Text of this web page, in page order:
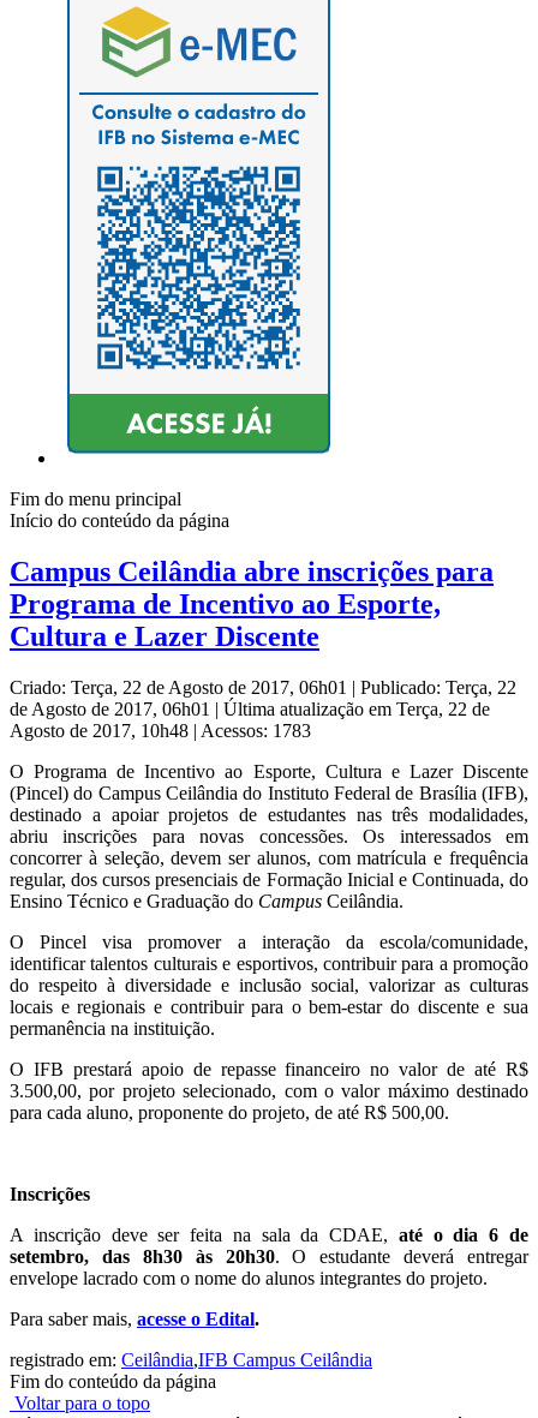
Fim do menu principal
Início do conteúdo da página
Campus Ceilândia abre inscrições para
Programa de Incentivo ao Esporte,
Cultura e Lazer Discente
Criado: Terça, 22 de Agosto de 2017, 06h01 | Publicado: Terça, 22
de Agosto de 2017, 06h01 | Última atualização em Terça, 22 de
Agosto de 2017, 10h48 | Acessos: 1783
O Programa de Incentivo ao Esporte, Cultura e Lazer Discente
(Pincel) do Campus Ceilândia do Instituto Federal de Brasília (IFB),
destinado a apoiar projetos de estudantes nas três modalidades,
abriu inscrições para novas concessões. Os interessados em
concorrer à seleção, devem ser alunos, com matrícula e frequência
regular, dos cursos presenciais de Formação Inicial e Continuada, do
Ensino Técnico e Graduação do Campus Ceilândia.
O Pincel visa promover a interação da escola/comunidade,
identificar talentos culturais e esportivos, contribuir para a promoção
do respeito à diversidade e inclusão social, valorizar as culturas
locais e regionais e contribuir para o bem-estar do discente e sua
permanência na instituição.
O IFB prestará apoio de repasse financeiro no valor de até R$
3.500,00, por projeto selecionado, com o valor máximo destinado
para cada aluno, proponente do projeto, de até R$ 500,00.
Inscrições
A inscrição deve ser feita na sala da CDAE, até o dia 6 de
setembro, das 8h30 às 20h30. O estudante deverá entregar
envelope lacrado com o nome do alunos integrantes do projeto.
Para saber mais, acesse o Edital.
registrado em: Ceilândia,IFB Campus Ceilândia
Fim do conteúdo da página
Voltar para o topo